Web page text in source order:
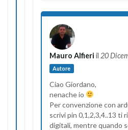
Mauro Alfieri il 20
Autore
Ciao Giordano,
nenache io
Per convenzione con
scrivi pin 0,1,2,3,4..13 ti
digitali, mentre quando